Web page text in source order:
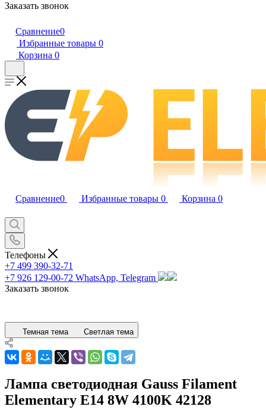
Заказать звонок
Сравнение0
Избранные товары 0
Корзина 0
Сравнение0 Избранные товары 0 Корзина 0
Телефоны
+7 499 390-32-71
+7 926 129-00-72 WhatsApp, Telegram
Заказать звонок
Темная тема Светлая тема
Лампа светодиодная Gauss Filament
Elementary E14 8W 4100K 42128